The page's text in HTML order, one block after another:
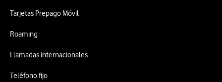
Tarjetas Prepago Móvil
Roaming
Llamadas internacionales
Teléfono fijo